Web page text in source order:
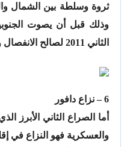
ثروة وسلطة بين الشمال
الثاني 2011 لصالح الانفصال وإنشاء دولة “جنوب السودان”.
6 – نزاع دافور
أما الصراع الثاني الأبرز
والعسكرية فهو النزاع في